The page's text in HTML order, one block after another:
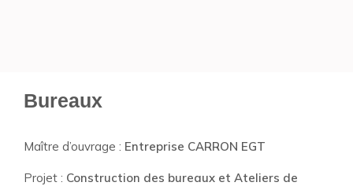
Bureaux
Maître d’ouvrage : Entreprise CARRON EGT
Projet : Construction des bureaux et Ateliers de